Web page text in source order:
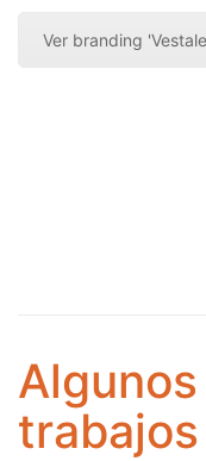
Ver branding
trabajos